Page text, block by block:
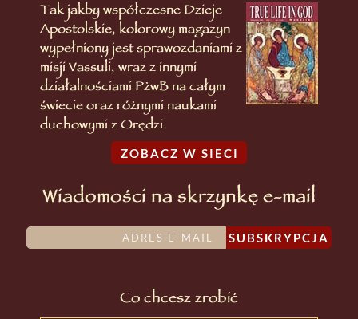
Tak jakby współczesne Dzieje
Apostolskie, kolorowy magazyn
wypełniony jest sprawozdaniami z
misji Vassuli, wraz z innymi
działalnościami PżwB na całym
świecie oraz różnymi naukami
duchowymi z Orędzi.
ZOBACZ W SIECI
Wiadomości na skrzynkę e-mail
SUBSKRYPCJA
Co chcesz zrobić